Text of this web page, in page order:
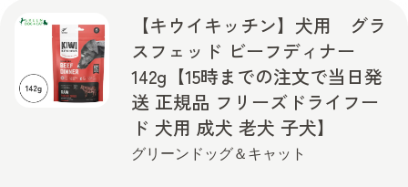
【キウイキッチン】犬用 グラ
スフェッド ビーフディナー
142g【15時までの注文で当日発
送 正規品 フリーズドライフー
ド 犬用 成犬 老犬 子犬】
グリーンドッグ＆キャット